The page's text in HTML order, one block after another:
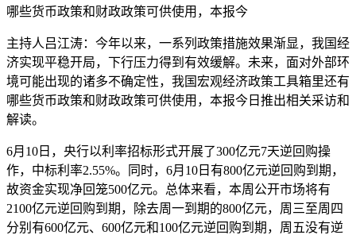
哪些货币政策和财政政策可供使用，本报今
主持人吕江涛：今年以来，一系列政策措施效果渐显，我国经
济实现平稳开局，下行压力得到有效缓解。未来，面对外部环
境可能出现的诸多不确定性，我国宏观经济政策工具箱里还有
哪些货币政策和财政政策可供使用，本报今日推出相关采访和
解读。
6月10日，央行以利率招标形式开展了300亿元7天逆回购操
作，中标利率2.55%。同时，6月10日有800亿元逆回购到期，
故资金实现净回笼500亿元。总体来看，本周公开市场将有
2100亿元逆回购到期，除去周一到期的800亿元，周三至周四
分别有600亿元、600亿元和100亿元逆回购到期，周五没有逆